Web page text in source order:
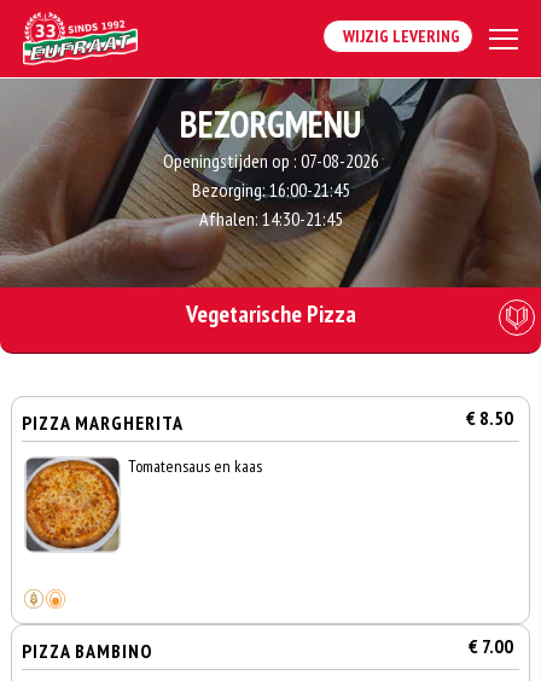
WIJZIG LEVERING
BEZORGMENU
Openingstijden op : 07-08-2026
Bezorging:16:00-21:45
Afhalen:14:30-21:45
Vegetarische Pizza
PIZZA MARGHERITA € 8.50
Tomatensaus en kaas
PIZZA BAMBINO € 7.00